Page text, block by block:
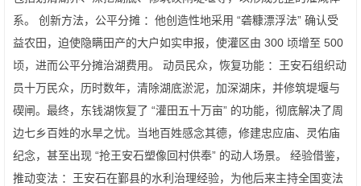
系。 创新方法，公平分摊 ：他创造性地采用 “砻糠漂浮法” 确认受
益农田，迫使隐瞒田产的大户如实申报，使灌区由 300 顷增至 500
顷，进而公平分摊治湖费用。 动员民众，恢复功能 ：王安石组织动
员十万民众，历时数年，清除湖底淤泥，加深湖床，并修筑堤堰与
碶闸。最终，东钱湖恢复了 “灌田五十万亩” 的功能，彻底解决了周
边七乡百姓的水旱之忧。当地百姓感念其德，修建忠应庙、灵佑庙
纪念，甚至出现 “抢王安石塑像回村供奉” 的动人场景。 经验借鉴，
推动变法 ：王安石在鄞县的水利治理经验，为他后来主持全国变法